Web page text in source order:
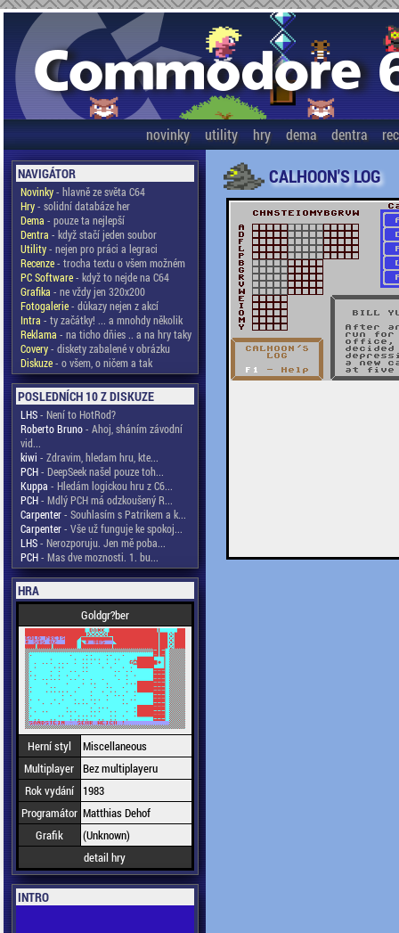
novinky utility hry dema dentra
NAVIGÁTOR
Novinky- hlavně ze světa C64
Hry- solidní databáze her
Dema - pouze ta nejlepší
Dentra - když stačí jeden soubor
Utility- nejen pro práci a legraci
Recenze- trocha textu o všem možném
PC Software- když to nejde na C64
Grafika - ne vždy jen 320x200
Fotogalerie- důkazy nejen z akcí
Intra - ty začátky! ... a mnohdy několik
Reklama - na ticho dňies .. a na hry taky
Covery- diskety zabalené v obrázku
Diskuze- o všem, o ničem a tak
POSLEDNÍCH 10 Z DISKUZE
LHS- Není to HotRod?
Roberto Bruno- Ahoj, sháním závodní
vid...
kiwi - Zdravim, hledam hru, kte...
PCH- DeepSeek našel pouze toh...
Kuppa - Hledám logickou hru z C6...
PCH- Mdlý PCH má odzkoušený R...
Carpenter- Souhlasím s Patrikem a k...
Carpenter- Vše už funguje ke spokoj...
LHS- Nerozporuju. Jen mě poba...
PCH- Mas dve moznosti. 1. bu...
HRA
Goldgr?ber
Herní styl
Miscellaneous
Multiplayer Bez multiplayeru
Rok vydání
1983
Programátor Matthias Dehof
Grafik
(Unknown)
detail hry
INTRO
CALHOON'S LOG